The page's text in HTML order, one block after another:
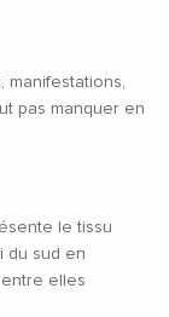
manifestations,
pas manquer en
le tissu
du sud en
elles